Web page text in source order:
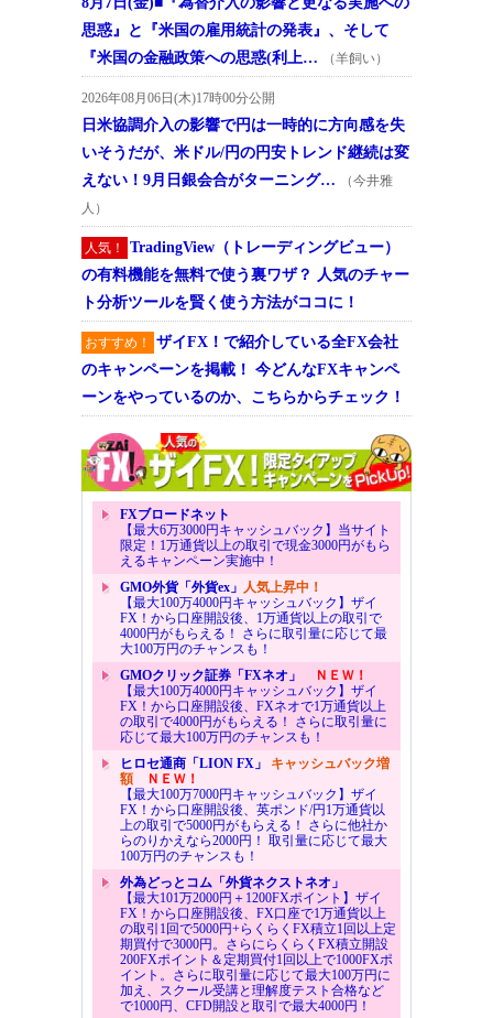
思惑』と『米国の雇用統計の発表』、そして
『米国の金融政策への思惑(利上…
（羊飼い）
2026年08月06日(木)17時00分公開
日米協調介入の影響で円は一時的に方向感を失
いそうだが、米ドル/円の円安トレンド継続は変
えない！9月日銀会合がターニング…
（今井雅
人）
人気！
TradingView（トレーディングビュー）
の有料機能を無料で使う裏ワザ？ 人気のチャー
ト分析ツールを賢く使う方法がココに！
おすすめ！
ザイFX！で紹介している全FX会社
のキャンペーンを掲載！ 今どんなFXキャンペ
ーンをやっているのか、こちらからチェック！
FXブロードネット
【最大6万3000円キャッシュバック】当サイト
限定！1万通貨以上の取引で現金3000円がもら
えるキャンペーン実施中！
GMO外貨「外貨ex」 人気上昇中！
【最大100万4000円キャッシュバック】ザイ
FX！から口座開設後、1万通貨以上の取引で
4000円がもらえる！ さらに取引量に応じて最
大100万円のチャンスも！
GMOクリック証券「FXネオ」
ＮＥＷ！
【最大100万4000円キャッシュバック】ザイ
FX！から口座開設後、FXネオで1万通貨以上
の取引で4000円がもらえる！ さらに取引量に
応じて最大100万円のチャンスも！
ヒロセ通商「LION FX」 キャッシュバック増
額ＮＥＷ！
【最大100万7000円キャッシュバック】ザイ
FX！から口座開設後、英ポンド/円1万通貨以
上の取引で5000円がもらえる！ さらに他社か
らのりかえなら2000円！ 取引量に応じて最大
100万円のチャンスも！
外為どっとコム「外貨ネクストネオ」
【最大101万2000円＋1200FXポイント】ザイ
FX！から口座開設後、FX口座で1万通貨以上
の取引1回で5000円+らくらくFX積立1回以上定
期買付で3000円。さらにらくらくFX積立開設
200FXポイント＆定期買付1回以上で1000FXポ
イント。さらに取引量に応じて最大100万円に
加え、スクール受講と理解度テスト合格など
で1000円、CFD開設と取引で最大4000円！